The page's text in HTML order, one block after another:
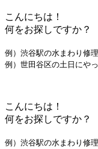
こんにちは！
何をお探しですか？
例）渋谷駅の水まわり修
例）世田谷区の土日にや
こんにちは！
何をお探しですか？
例）渋谷駅の水まわり修